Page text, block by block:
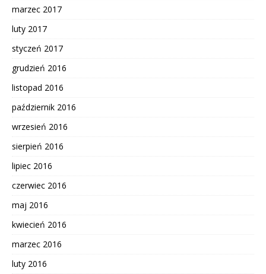
marzec 2017
luty 2017
styczeń 2017
grudzień 2016
listopad 2016
październik 2016
wrzesień 2016
sierpień 2016
lipiec 2016
czerwiec 2016
maj 2016
kwiecień 2016
marzec 2016
luty 2016